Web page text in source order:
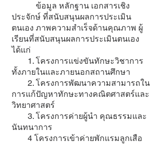
ข้อมูล หลักฐาน เอกสารเชิง
ประจักษ์ ที่สนับสนุนผลการประเมิน
ตนเอง ภาพความสำเร็จด้านคุณภาพ ผู้
เรียนที่สนับสนุนผลการประเมินตนเอง
ได้แก่
1. โครงการแข่งขันทักษะวิชาการ
ทั้งภายในและภายนอกสถานศึกษา
2. โครงการพัฒนาความสามารถใน
การแก้ปัญหาทักษะทางคณิตศาสตร์และ
วิทยาศาสตร์
3. โครงการค่ายผู้นำ คุณธรรมและ
นันทนาการ
4 โครงการเข้าค่ายพักแรมลูกเสือ